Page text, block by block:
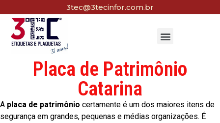
3tec@3tecinfor.com.br
Placa de Patrimônio
Catarina
A placa de patrimônio certamente é um dos maiores itens de
segurança em grandes, pequenas e médias organizações. É